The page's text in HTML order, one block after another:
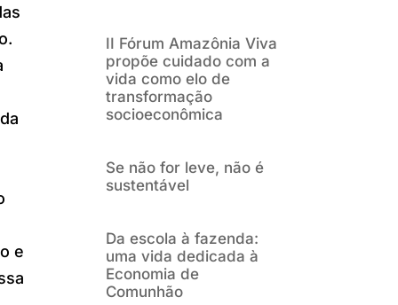
e
II Fórum Amazônia Viva
propõe cuidado com a
vida como elo de
transformação
socioeconômica
Se não for leve, não é
sustentável
Da escola à fazenda:
uma vida dedicada à
Economia de
Comunhão